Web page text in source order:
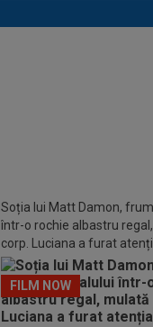
Soția lui Matt Damon,
într-o rochie albastru
corp. Luciana a furat
FILM NOW